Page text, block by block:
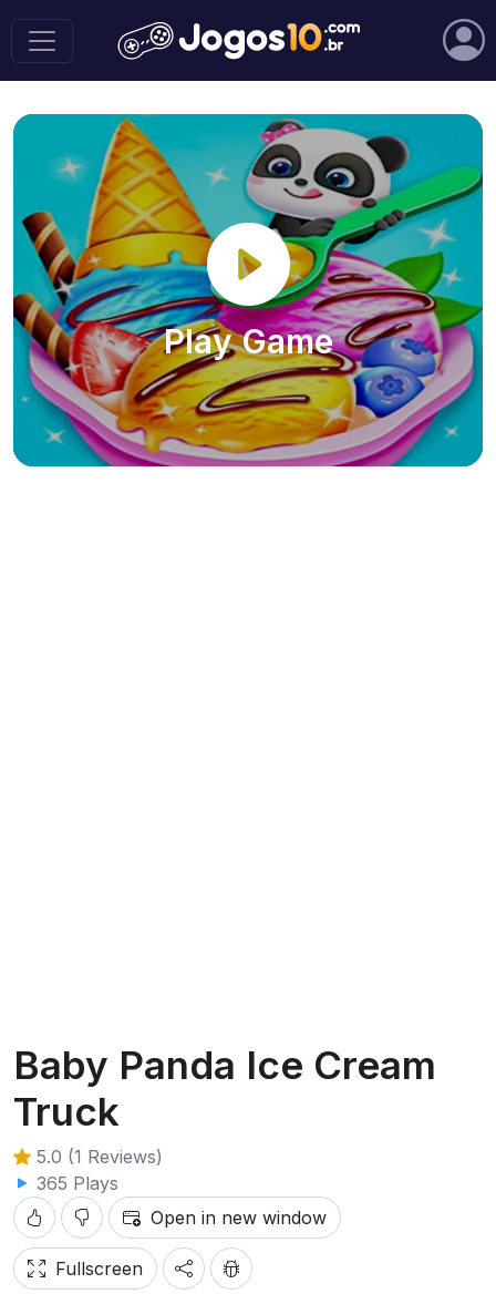
Play Game
Baby Panda Ice Cream
Truck
5.0 (1 Reviews)
365 Plays
Open in new window
Fullscreen